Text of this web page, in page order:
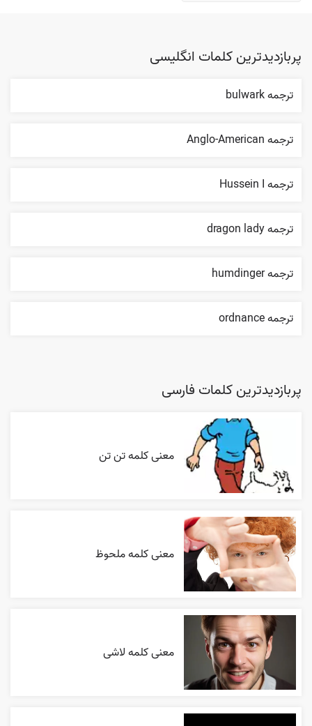
پربازدیدترین کلمات انگلیسی
ترجمه bulwark
ترجمه Anglo-American
ترجمه Hussein I
ترجمه dragon lady
ترجمه humdinger
ترجمه ordnance
پربازدیدترین کلمات فارسی
معنی کلمه تن تن
معنی کلمه ملحوظ
معنی کلمه لاشی